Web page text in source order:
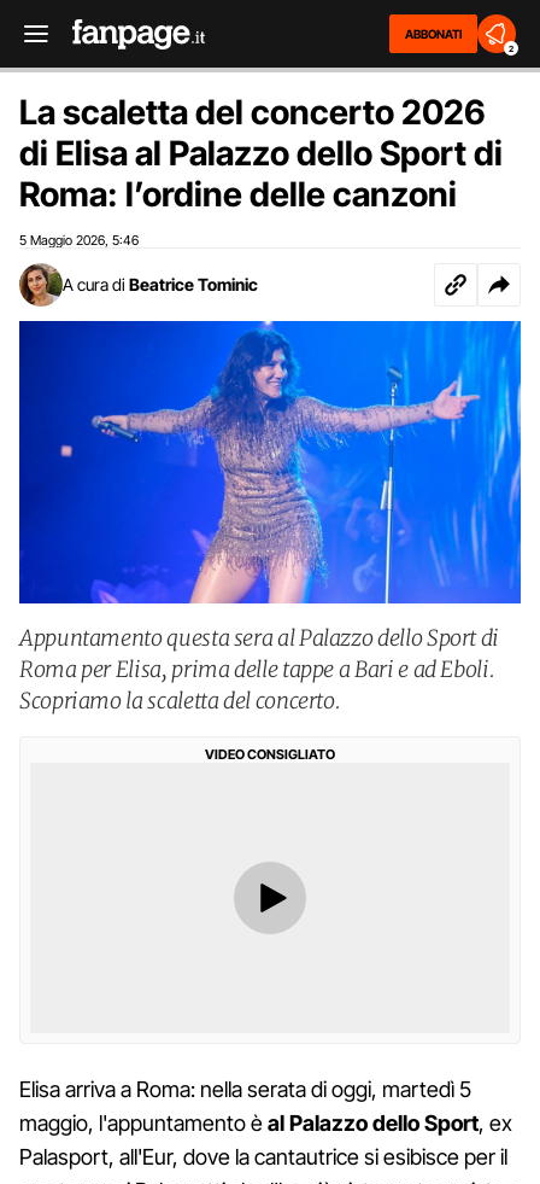
ABBONATI
2
La scaletta del concerto 2026
di Elisa al Palazzo dello Sport di
Roma: l’ordine delle canzoni
5 Maggio 2026 5:46
A cura di Beatrice Tominic
Appuntamento questa sera al Palazzo dello Sport di
Roma per Elisa, prima delle tappe a Bari e ad Eboli.
Scopriamo la scaletta del concerto.
VIDEO CONSIGLIATO
Elisa arriva a Roma: nella serata di oggi, martedì 5
maggio, l'appuntamento èal Palazzo dello Sport, ex
Palasport, all'Eur, dove la cantautrice si esibisce per il